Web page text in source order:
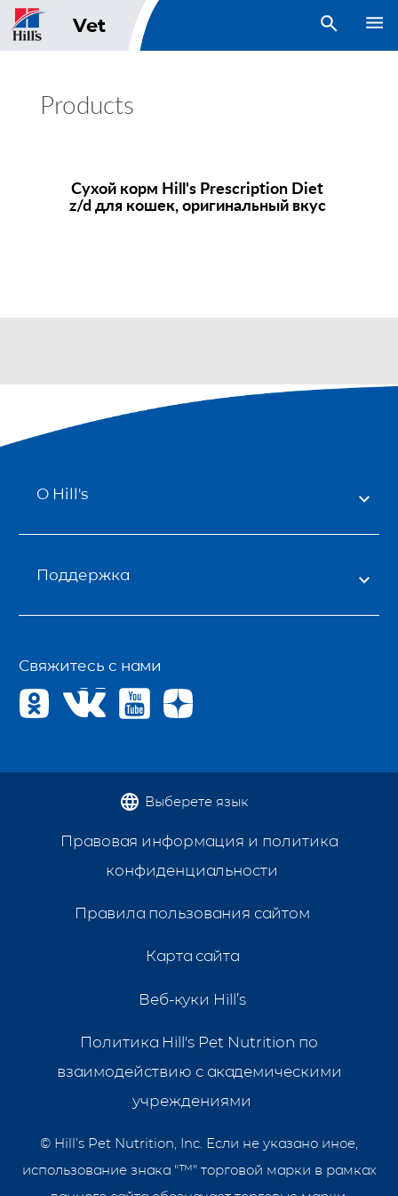
Vet open search
Products
Сухой корм Hill's Prescription Diet
z/d для кошек, оригинальный вкус
Свяжитесь с нами
О Hill's
Поддержка
© Hill’s Pet Nutrition, Inc. Если не указано иное,
использование знака "™" торговой марки в рамках
Правовая информация и политика
конфиденциальности
Правила пользования сайтом
Карта сайта
Веб-куки Hill’s
Политика Hill's Pet Nutrition по
взаимодействию с академическими
учреждениями
Выберете язык